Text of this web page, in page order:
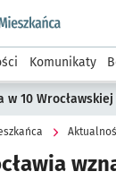
wroclaw.pl
Komunikaty
w 10